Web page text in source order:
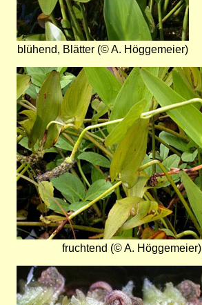
blühend, Blätter (© A. Höggemeier)
Bild
fruchtend (© A. Höggemeier)
Bild